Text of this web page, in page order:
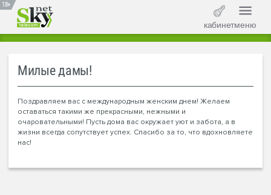
18+
кабинетменю
Милые дамы!
Поздравляем вас с международным женским днем! Желаем
оставаться такими же прекрасными, нежными и
очаровательными! Пусть дома вас окружает уют и забота, а в
жизни всегда сопутствует успех. Спасибо за то, что вдохновляете
нас!